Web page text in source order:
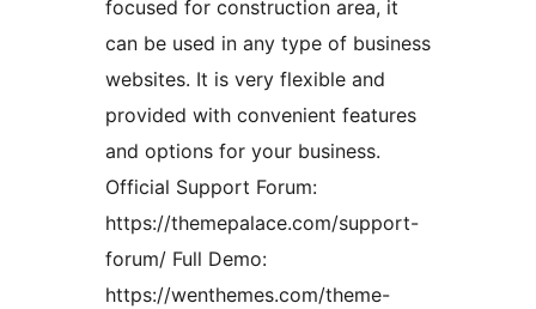
focused for construction area, it
can be used in any type of business
websites. It is very flexible and
provided with convenient features
and options for your business.
Official Support Forum:
https://themepalace.com/support-
forum/ Full Demo:
https://wenthemes.com/theme-